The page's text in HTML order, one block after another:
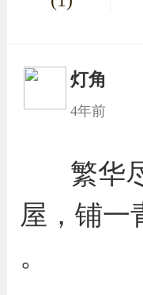
灯角
4年前
繁华
屋，铺一
。